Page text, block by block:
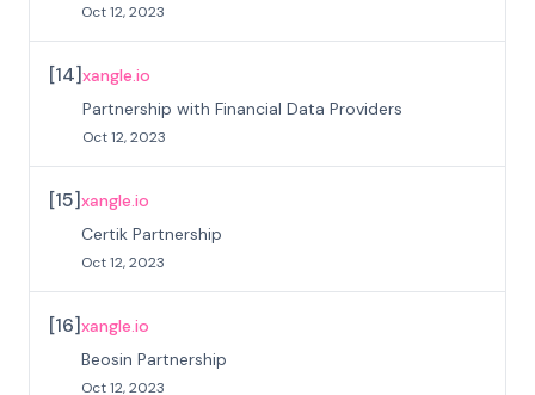
Oct 12, 2023
[14]xangle.io
Partnership with Financial Data Providers
Oct 12, 2023
[15]xangle.io
Certik Partnership
Oct 12, 2023
[16]xangle.io
Beosin Partnership
Oct 12, 2023